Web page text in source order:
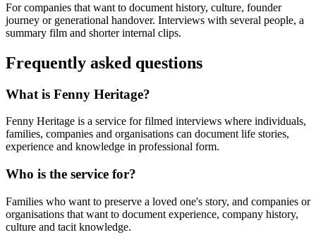
For companies that want to document history, culture, founder
journey or generational handover. Interviews with several people, a
summary film and shorter internal clips.
Frequently asked questions
What is Fenny Heritage?
Fenny Heritage is a service for filmed interviews where individuals,
families, companies and organisations can document life stories,
experience and knowledge in professional form.
Who is the service for?
Families who want to preserve a loved one's story, and companies or
organisations that want to document experience, company history,
culture and tacit knowledge.